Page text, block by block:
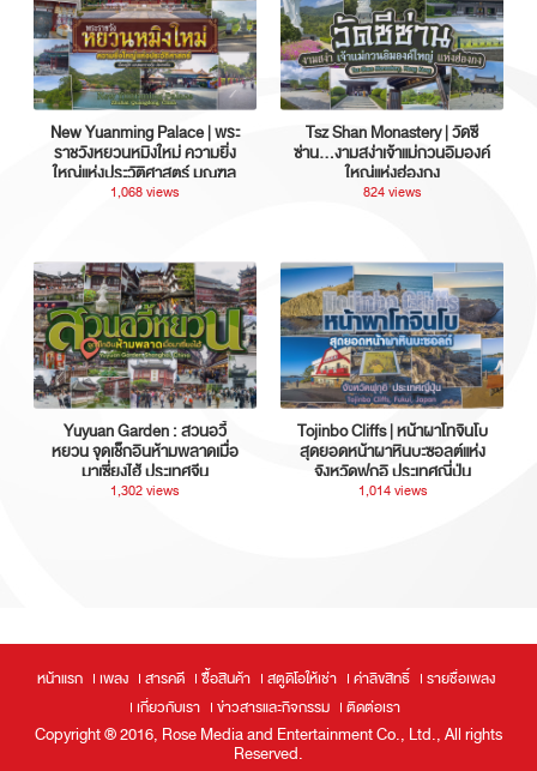
New Yuanming Palace | พระ
ราชวังหยวนหมิงใหม่ ความยิ่ง
ใหญ่แห่งประวัติศาสตร์ มณฑล
กวางตุ้ง ประเทศจีน
1,068 views
Tsz Shan Monastery | วัดซี
ซ่าน…งามสง่าเจ้าแม่กวนอิมองค์
ใหญ่แห่งฮ่องกง
824 views
Yuyuan Garden : สวนอวี้
หยวน จุดเช็กอินห้ามพลาดเมื่อ
มาเซี่ยงไฮ้ ประเทศจีน
1,302 views
Tojinbo Cliffs | หน้าผาโทจินโบ
สุดยอดหน้าผาหินบะซอลต์แห่ง
จังหวัดฟุกุอิ ประเทศญี่ปุ่น
1,014 views
หน้าแรก เพลง สารคดี ซื้อสินค้า สตูดิโอให้เช่า ค่าลิขสิทธิ์
รายชื่อเพลง
เกี่ยวกับเรา
ข่าวสารและกิจกรรม ติดต่อเรา
Copyright ® 2016, Rose Media and Entertainment Co., Ltd., All rights
Reserved.